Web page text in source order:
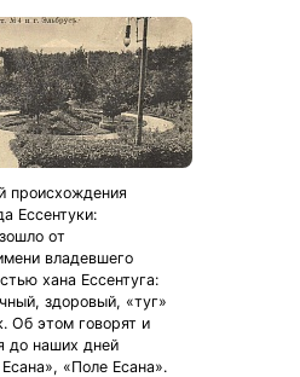
происхождения
Ессентуки:
от
владевшего
хана Ессентуга:
здоровый, «туг»
Об этом говорят и
до наших дней
«Поле Есана».